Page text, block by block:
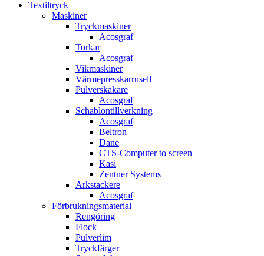
Textiltryck
Maskiner
Tryckmaskiner
Acosgraf
Torkar
Acosgraf
Vikmaskiner
Värmepresskarrusell
Pulverskakare
Acosgraf
Schablontillverkning
Acosgraf
Beltron
Dane
CTS-Computer to screen
Kasi
Zentner Systems
Arkstackere
Acosgraf
Förbrukningsmaterial
Rengöring
Flock
Pulverlim
Tryckfärger